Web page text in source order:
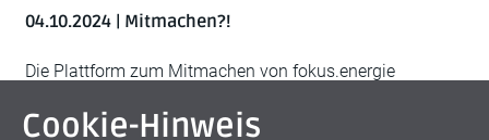
04.10.2024 | Mitmachen?!
Die Plattform zum Mitmachen von fokus.energie
Datenbank der Initiativen im Bereich Klimawandel,
Cookie-Hinweis